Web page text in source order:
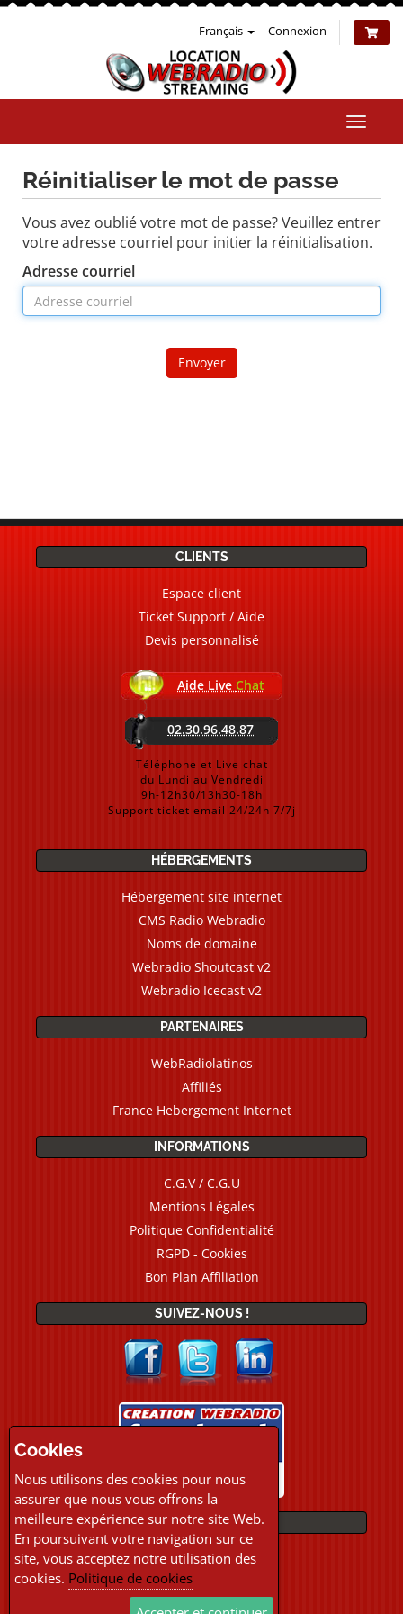
Français Connexion
la
Réinitialiser le mot de passe
Vous avez oublié votre mot de passe? Veuillez entrer
votre adresse courriel pour initier la réinitialisation.
Adresse courriel
Envoyer
CLIENTS
Espace client
Ticket Support / Aide
Devis personnalisé
Aide Live Chat
02.30.96.48.87
Téléphone et Live chat
du Lundi au Vendredi
9h-12h30/13h30-18h
Support ticket email 24/24h 7/7j
HÉBERGEMENTS
Hébergement site internet
CMS Radio Webradio
Noms de domaine
Webradio Shoutcast v2
Webradio Icecast v2
PARTENAIRES
WebRadiolatinos
Affiliés
France Hebergement Internet
INFORMATIONS
C.G.V / C.G.U
Mentions Légales
Politique Confidentialité
RGPD - Cookies
Bon Plan Affiliation
SUIVEZ-NOUS !
PAIEMENTS
Cookies
Nous utilisons des cookies pour nous
assurer que nous vous offrons la
meilleure expérience sur notre site Web.
En poursuivant votre navigation sur ce
site, vous acceptez notre utilisation des
cookies. Politique de cookies